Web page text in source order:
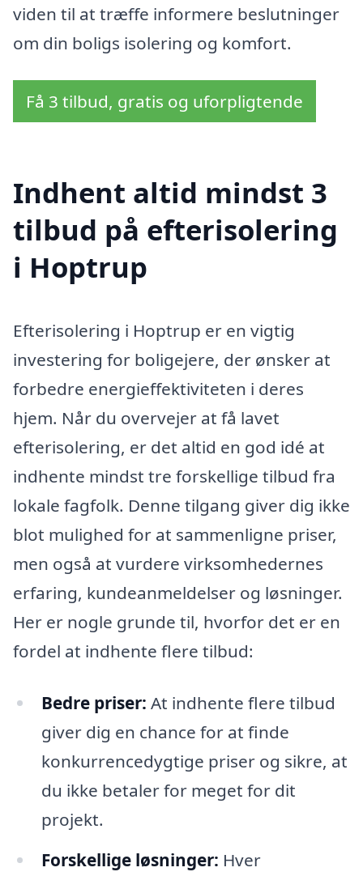
viden til at træffe informere beslutninger
om din boligs isolering og komfort.
Få 3 tilbud, gratis og uforpligtende
Indhent altid mindst 3
tilbud på efterisolering
i Hoptrup
Efterisolering i Hoptrup er en vigtig
investering for boligejere, der ønsker at
forbedre energieffektiviteten i deres
hjem. Når du overvejer at få lavet
efterisolering, er det altid en god idé at
indhente mindst tre forskellige tilbud fra
lokale fagfolk. Denne tilgang giver dig ikke
blot mulighed for at sammenligne priser,
men også at vurdere virksomhedernes
erfaring, kundeanmeldelser og løsninger.
Her er nogle grunde til, hvorfor det er en
fordel at indhente flere tilbud:
Bedre priser: At indhente flere tilbud
giver dig en chance for at finde
konkurrencedygtige priser og sikre, at
du ikke betaler for meget for dit
projekt.
Forskellige løsninger: Hver